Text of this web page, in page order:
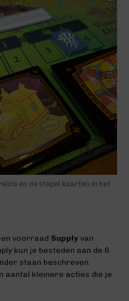
en de stapel kaarten in het
voorraad Supply van
kun je besteden aan de 6
staan beschreven.
aantal kleinere acties die je